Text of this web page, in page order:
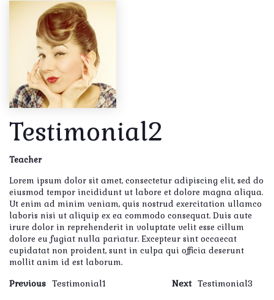
Testimonial2
Teacher
Lorem ipsum dolor sit amet, consectetur adipiscing elit, sed do
eiusmod tempor incididunt ut labore et dolore magna aliqua.
Ut enim ad minim veniam, quis nostrud exercitation ullamco
laboris nisi ut aliquip ex ea commodo consequat. Duis aute
irure dolor in reprehenderit in voluptate velit esse cillum
dolore eu fugiat nulla pariatur. Excepteur sint occaecat
cupidatat non proident, sunt in culpa qui officia deserunt
mollit anim id est laborum.
Previous Testimonial1 Next Testimonial3